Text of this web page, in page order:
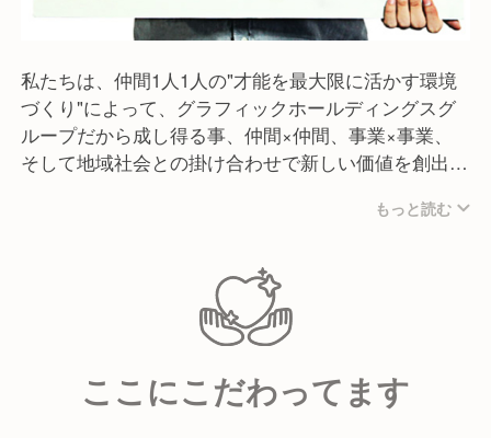
他事業との連携による店舗設営、営業、宣伝等によ
り質の高い団体旅行向けの
予約専門ビュッフェレストラン事業を展開していま
す。
- ジャパニーズビュッフェダイニング 伝
- ワガママシャブシャブTOKYO 浅草店
店舗ごとに異なるコンセプトでデザインされた空間
非日常+居心地の良い時間をご提供しています。
- 道産小麦のパスタ屋さんミールラウンジ
私たちは、仲間1人1人の"才能を最大限に活かす環境
づくり"によって、グラフィックホールディングスグ
ループだから成し得る事、仲間×仲間、事業×事業、
そして地域社会との掛け合わせで新しい価値を創出し
うと、仲間1人1人と向き合い、尊重し、チーム一丸と
なり、チャンスにチャレンジし続けることが重要だと
一人では難しくても、仲間とともに、チームだからこ
そできる、成し遂げられることがあります。
仕事には、1人で完結するものは何一つありません。
もっと読む
ここにこだわってます